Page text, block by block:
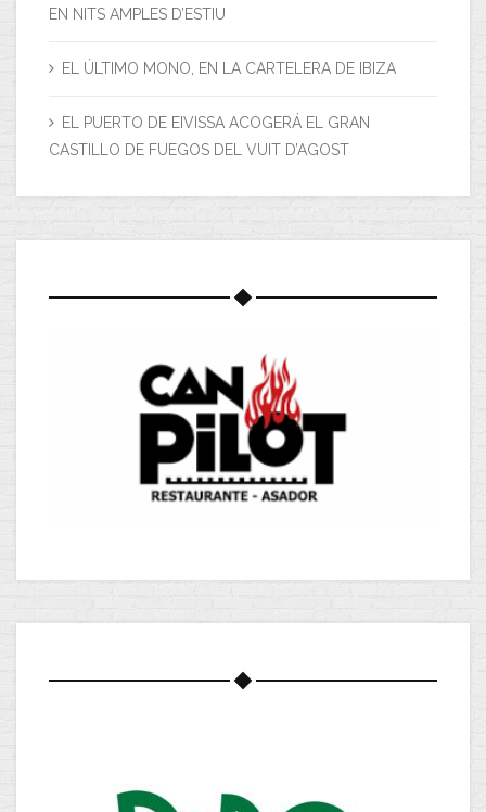
EN NITS AMPLES D’ESTIU
EL ÚLTIMO MONO, EN LA CARTELERA DE IBIZA
EL PUERTO DE EIVISSA ACOGERÁ EL GRAN
CASTILLO DE FUEGOS DEL VUIT D’AGOST